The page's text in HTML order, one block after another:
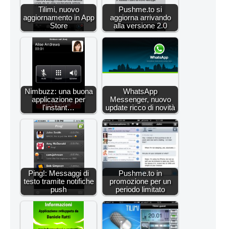
Tilimi, nuovo
aggiornamento in App
Store
Pushme.to si
aggiorna arrivando
alla versione 2.0
Nimbuzz: una buona
applicazione per
l'instant…
WhatsApp
Messenger, nuovo
update ricco di novità
Ping!: Messaggi di
testo tramite notifiche
push
Pushme.to in
promozione per un
periodo limitato